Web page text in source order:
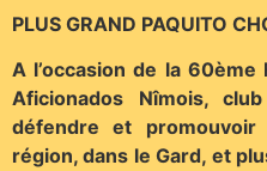
PLUS GRAND PAQUITO
A l’occasion de la
Aficionados Nîmois,
défendre et
région, dans le Gard, et